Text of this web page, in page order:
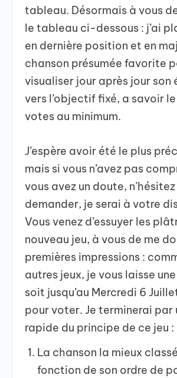
tableau. Désormais à vous
le tableau ci-dessous : j’ai
en dernière position et en
chanson présumée favorite
visualiser jour après jour son
vers l’objectif fixé, a savoir
votes au minimum.
J’espère avoir été le plus
mais si vous n’avez pas
vous avez un doute,
demander, je serai à votre
Vous venez d’essuyer les
nouveau jeu, à vous de me
premières impressions :
autres jeux, je vous laisse
soit jusqu’au Mercredi 6
pour voter. Je terminerai par
rapide du principe de ce jeu :
La chanson la mieux
fonction de son ordre de